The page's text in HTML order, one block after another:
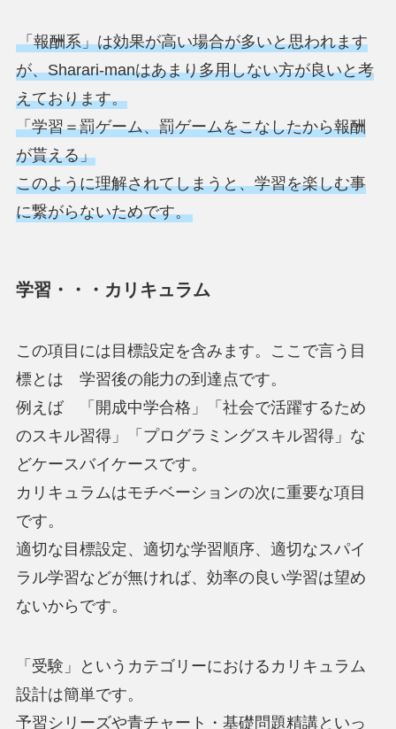
「報酬系」は効果が高い場合が多いと思われます
が、Sharari-manはあまり多用しない方が良いと考
えております。
「学習＝罰ゲーム、罰ゲームをこなしたから報酬
が貰える」
このように理解されてしまうと、学習を楽しむ事
に繋がらないためです。
学習・・・カリキュラム
この項目には目標設定を含みます。ここで言う目
標とは 学習後の能力の到達点です。
例えば 「開成中学合格」「社会で活躍するため
のスキル習得」「プログラミングスキル習得」な
どケースバイケースです。
カリキュラムはモチベーションの次に重要な項目
です。
適切な目標設定、適切な学習順序、適切なスパイ
ラル学習などが無ければ、効率の良い学習は望め
ないからです。
「受験」というカテゴリーにおけるカリキュラム
設計は簡単です。
予習シリーズや青チャート・基礎問題精講といっ